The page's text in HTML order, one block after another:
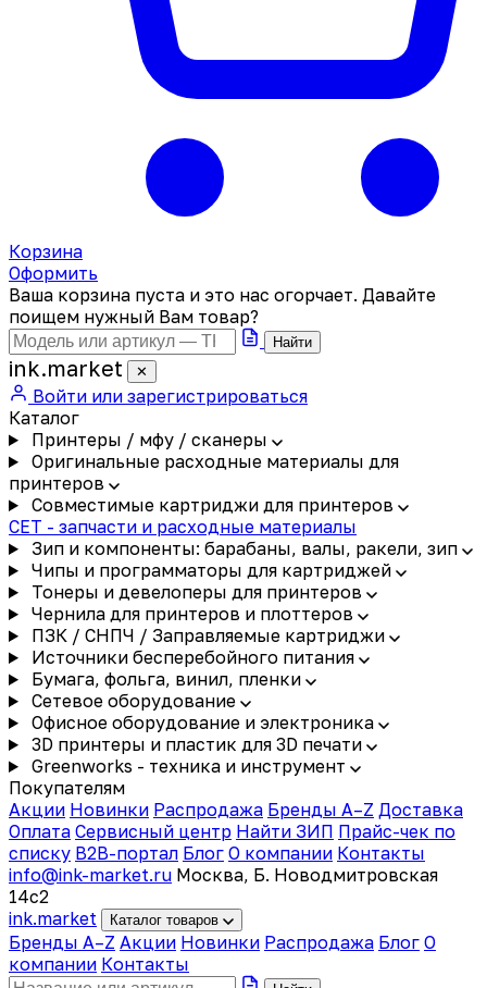
Корзина
Оформить
Ваша корзина пуста и это нас огорчает. Давайте
поищем нужный Вам товар?
Найти
ink.market ✕
Войти или зарегистрироваться
Каталог
Принтеры / мфу / сканеры
Оригинальные расходные материалы для
принтеров
Совместимые картриджи для принтеров
CET - запчасти и расходные материалы
Зип и компоненты: барабаны, валы, ракели, зип
Чипы и программаторы для картриджей
Тонеры и девелоперы для принтеров
Чернила для принтеров и плоттеров
ПЗК / СНПЧ / Заправляемые картриджи
Источники бесперебойного питания
Бумага, фольга, винил, пленки
Сетевое оборудование
Офисное оборудование и электроника
3D принтеры и пластик для 3D печати
Greenworks - техника и инструмент
Покупателям
Акции Новинки Распродажа Бренды A–Z Доставка
Оплата Сервисный центр Найти ЗИП Прайс-чек по
списку B2B-портал Блог О компании Контакты
info@ink-market.ru Москва, Б. Новодмитровская
14с2
ink.market Каталог товаров
Бренды A–Z Акции Новинки Распродажа Блог О
компании Контакты